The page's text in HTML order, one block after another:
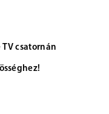
csatornán